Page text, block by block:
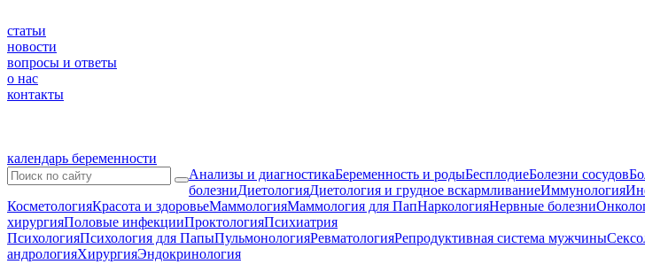
статьи
новости
вопросы и ответы
о нас
контакты
календарь беременности
Анализы и диагностикаБеременность и родыБесплодиеБолезни сосудов
болезниДиетологияДиетология и грудное вскармливаниеИммунология
КосметологияКрасота и здоровьеМаммологияМаммология для ПапНаркологияНервные болезни
хирургияПоловые инфекцииПроктологияПсихиатрия
ПсихологияПсихология для ПапыПульмонологияРевматологияРепродуктивная система мужчины
андрологияХирургияЭндокринология